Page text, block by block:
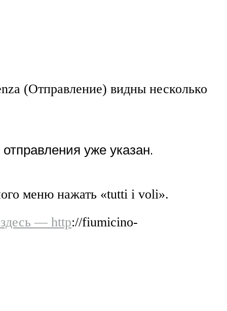
(Отправление) видны несколько
уже указан.
меню нажать «tutti i voli».
— http://fiumicino-